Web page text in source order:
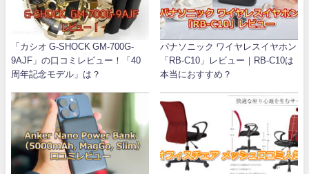
「カシオ G-SHOCK GM-700G-
9AJF」の口コミレビュー！「40
周年記念モデル」は？
パナソニック ワイヤレスイヤホン
「RB-C10」レビュー｜RB-C10は
本当におすすめ？